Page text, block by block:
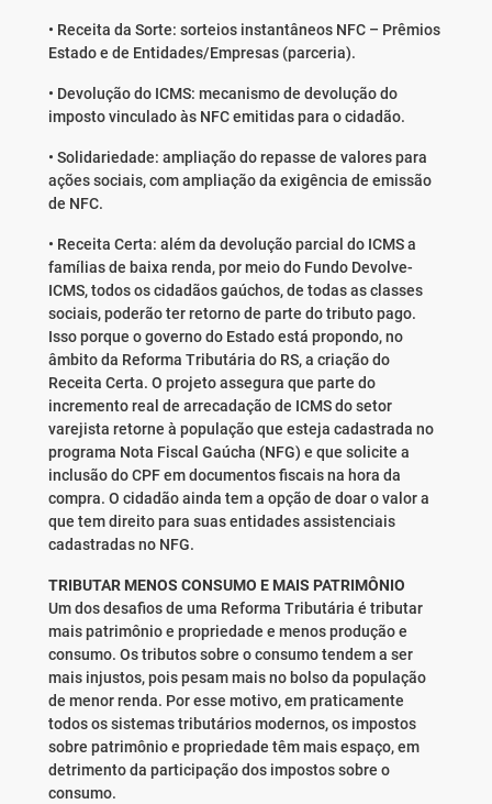
• Receita da Sorte: sorteios instantâneos NFC – Prêmios
Estado e de Entidades/Empresas (parceria).
• Devolução do ICMS: mecanismo de devolução do
imposto vinculado às NFC emitidas para o cidadão.
• Solidariedade: ampliação do repasse de valores para
ações sociais, com ampliação da exigência de emissão
de NFC.
• Receita Certa: além da devolução parcial do ICMS a
famílias de baixa renda, por meio do Fundo Devolve-
ICMS, todos os cidadãos gaúchos, de todas as classes
sociais, poderão ter retorno de parte do tributo pago.
Isso porque o governo do Estado está propondo, no
âmbito da Reforma Tributária do RS, a criação do
Receita Certa. O projeto assegura que parte do
incremento real de arrecadação de ICMS do setor
varejista retorne à população que esteja cadastrada no
programa Nota Fiscal Gaúcha (NFG) e que solicite a
inclusão do CPF em documentos fiscais na hora da
compra. O cidadão ainda tem a opção de doar o valor a
que tem direito para suas entidades assistenciais
cadastradas no NFG.
TRIBUTAR MENOS CONSUMO E MAIS PATRIMÔNIO
Um dos desafios de uma Reforma Tributária é tributar
mais patrimônio e propriedade e menos produção e
consumo. Os tributos sobre o consumo tendem a ser
mais injustos, pois pesam mais no bolso da população
de menor renda. Por esse motivo, em praticamente
todos os sistemas tributários modernos, os impostos
sobre patrimônio e propriedade têm mais espaço, em
detrimento da participação dos impostos sobre o
consumo.